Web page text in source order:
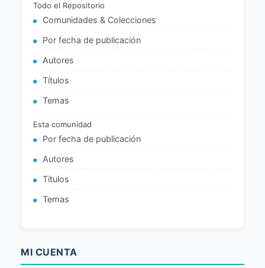
Todo el Repositorio
Comunidades & Colecciones
Por fecha de publicación
Autores
Títulos
Temas
Esta comunidad
Por fecha de publicación
Autores
Títulos
Temas
MI CUENTA